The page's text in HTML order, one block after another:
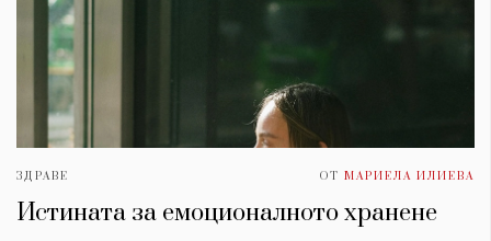
ЗДРАВЕ ОТ МАРИЕЛА ИЛИЕВА
Истината за емоционалното хранене